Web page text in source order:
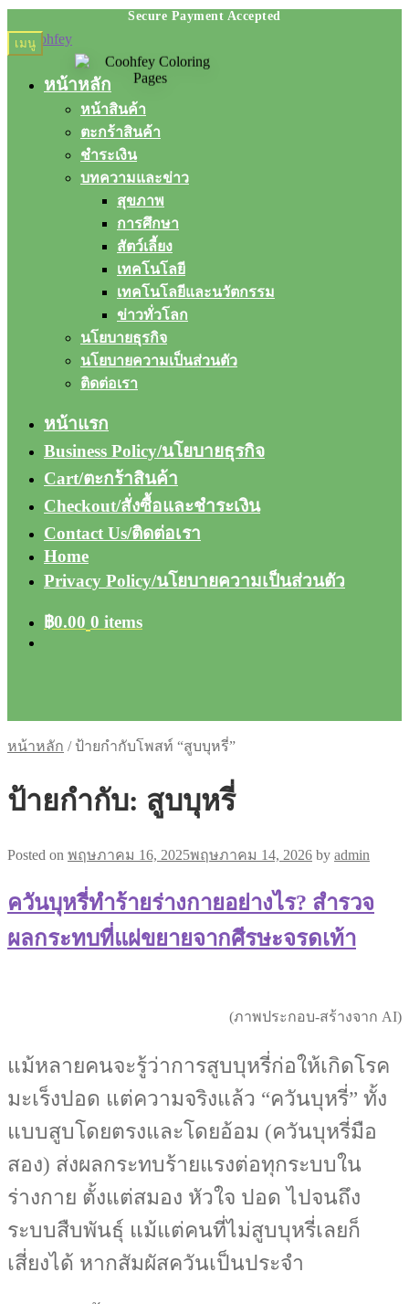
Skip
to
Skip
to
เมนู
หน้าหลัก
หน้าสินค้า
ตะกร้าสินค้า
ชำระเงิน
บทความและข่าว
สุขภาพ
การศึกษา
สัตว์เลี้ยง
เทคโนโลยี
เทคโนโลยีและนวัตกรรม
ข่าวทั่วโลก
นโยบายธุรกิจ
นโยบายความเป็นส่วนตัว
ติดต่อเรา
หน้าแรก
Business Policy/นโยบายธุรกิจ
Cart/ตะกร้าสินค้า
Checkout/สั่งซื้อและชำระเงิน
Contact Us/ติดต่อเรา
Home
Privacy Policy/นโยบายความเป็นส่วนตัว
฿0.00 0 items
หน้าหลัก / ป้ายกำกับโพสท์ “สูบบุหรี่”
ป้ายกำกับ: สูบบุหรี่
Posted on พฤษภาคม 16, 2025พฤษภาคม 14, 2026 by admin
ควันบุหรี่ทำร้ายร่างกายอย่างไร? สำรวจ
ผลกระทบที่แผ่ขยายจากศีรษะจรดเท้า
(ภาพประกอบ-สร้างจาก AI)
แม้หลายคนจะรู้ว่าการสูบบุหรี่ก่อให้เกิดโรค
มะเร็งปอด แต่ความจริงแล้ว “ควันบุหรี่” ทั้ง
แบบสูบโดยตรงและโดยอ้อม (ควันบุหรี่มือ
สอง) ส่งผลกระทบร้ายแรงต่อทุกระบบใน
ร่างกาย ตั้งแต่สมอง หัวใจ ปอด ไปจนถึง
ระบบสืบพันธุ์ แม้แต่คนที่ไม่สูบบุหรี่เลยก็
เสี่ยงได้ หากสัมผัสควันเป็นประจำ